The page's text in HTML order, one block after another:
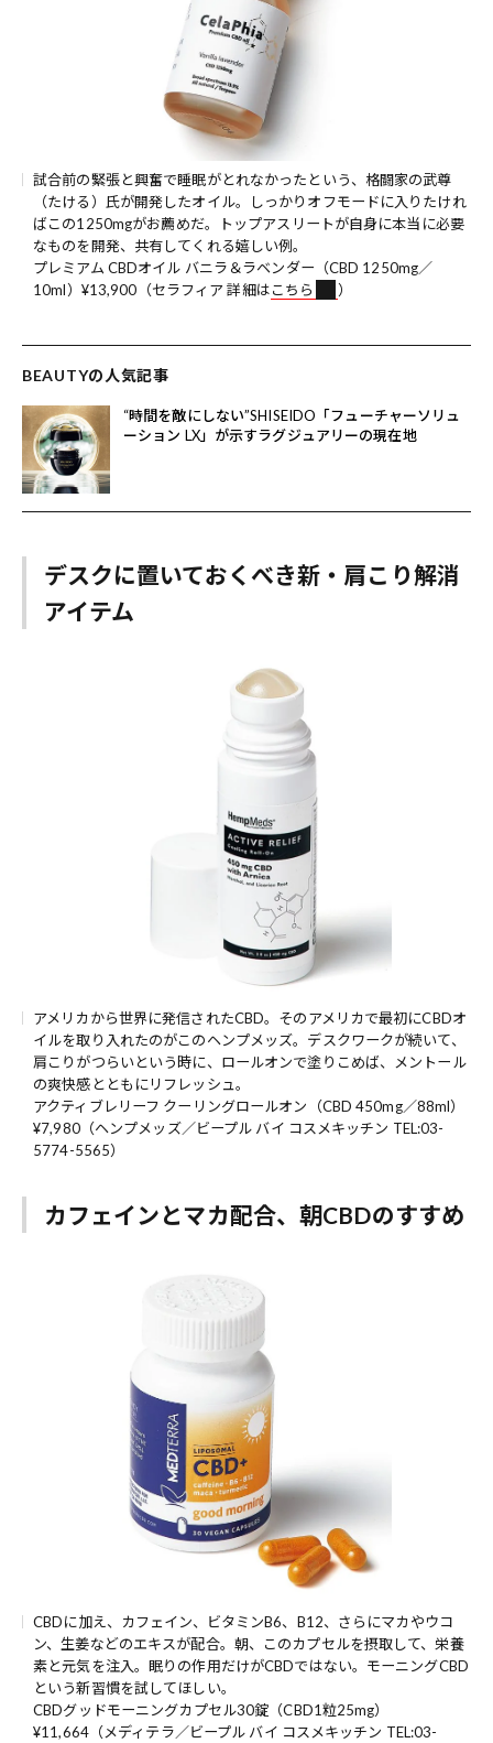
試合前の緊張と興奮で睡眠がとれなかったという、格闘家の武尊
（たける）氏が開発したオイル。しっかりオフモードに入りたけれ
ばこの1250mgがお薦めだ。トップアスリートが自身に本当に必要
なものを開発、共有してくれる嬉しい例。
プレミアム CBDオイル バニラ＆ラベンダー（CBD 1250mg／
10ml）¥13,900（セラフィア 詳細はこちら ）
BEAUTYの人気記事
“時間を敵にしない”SHISEIDO「フューチャーソリュ
ーション LX」が示すラグジュアリーの現在地
デスクに置いておくべき新・肩こり解消
アイテム
アメリカから世界に発信されたCBD。そのアメリカで最初にCBDオ
イルを取り入れたのがこのヘンプメッズ。デスクワークが続いて、
肩こりがつらいという時に、ロールオンで塗りこめば、メントール
の爽快感とともにリフレッシュ。
アクティブレリーフ クーリングロールオン（CBD 450mg／88ml）
¥7,980（ヘンプメッズ／ビープル バイ コスメキッチン TEL:03-
5774-5565）
カフェインとマカ配合、朝CBDのすすめ
CBDに加え、カフェイン、ビタミンB6、B12、さらにマカやウコ
ン、生姜などのエキスが配合。朝、このカプセルを摂取して、栄養
素と元気を注入。眠りの作用だけがCBDではない。モーニングCBD
という新習慣を試してほしい。
CBDグッドモーニングカプセル30錠（CBD1粒25mg）
¥11,664（メディテラ／ビープル バイ コスメキッチン TEL:03-